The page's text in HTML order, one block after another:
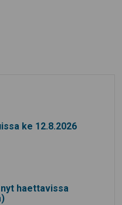
ke 12.8.2026
haettavissa